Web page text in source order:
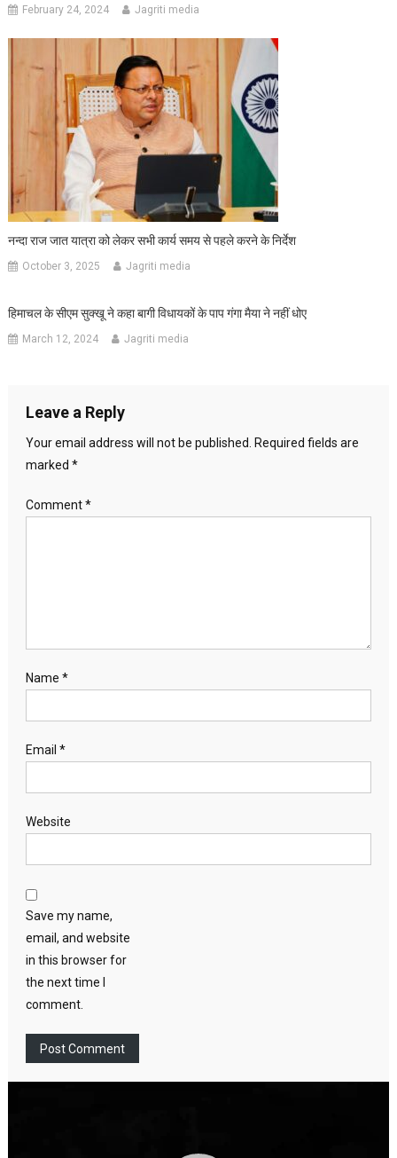
February 24, 2024 Jagriti media
नन्दा राज जात यात्रा को लेकर सभी कार्य समय से पहले करने के निर्देश
October 3, 2025 Jagriti media
हिमाचल के सीएम सुक्खू ने कहा बागी विधायकों के पाप गंगा मैया ने नहीं धोए
March 12, 2024 Jagriti media
Leave a Reply
Your email address will not be published. Required fields are
marked *
Comment*
Name *
Email *
Website
Save my name,
email, and website
in this browser for
the next time I
comment.